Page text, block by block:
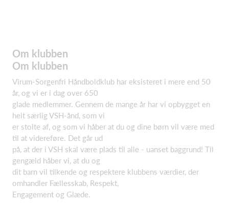
Om klubben
Om klubben
Virum-Sorgenfri Håndboldklub har eksisteret i mere end 50
år, og vi er i dag over 650
glade medlemmer. Gennem de mange år har vi opbygget en
helt særlig VSH-ånd, som vi
er stolte af, og som vi håber at du og dine børn vil være med
til at videreføre. Det går ud
på, at der i VSH skal være plads til alle - uanset baggrund! Til
gengæld håber vi, at du og
dit barn vil tilkende og respektere klubbens værdier, der
omhandler Fællesskab, Respekt,
Engagement og Glæde.